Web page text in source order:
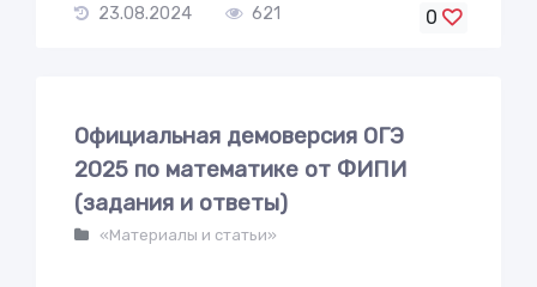
23.08.2024 621 0
Официальная демоверсия ОГЭ
2025 по математике от ФИПИ
(задания и ответы)
«Материалы и статьи»